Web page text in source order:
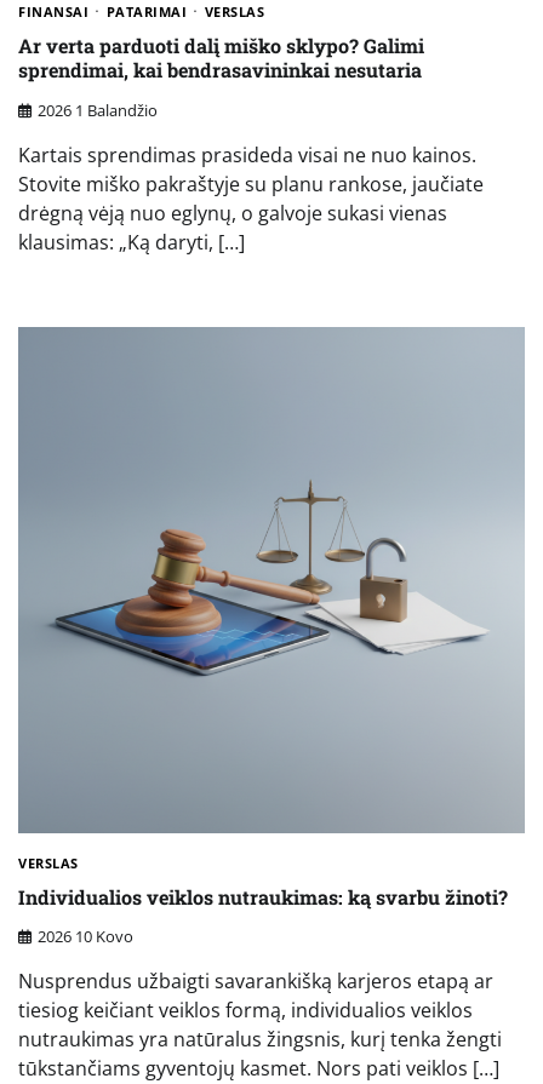
FINANSAI PATARIMAI VERSLAS
Ar verta parduoti dalį miško sklypo? Galimi
sprendimai, kai bendrasavininkai nesutaria
2026 1 Balandžio
Kartais sprendimas prasideda visai ne nuo kainos.
Stovite miško pakraštyje su planu rankose, jaučiate
drėgną vėją nuo eglynų, o galvoje sukasi vienas
klausimas: „Ką daryti, […]
VERSLAS
Individualios veiklos nutraukimas: ką svarbu žinoti?
2026 10 Kovo
Nusprendus užbaigti savarankišką karjeros etapą ar
tiesiog keičiant veiklos formą, individualios veiklos
nutraukimas yra natūralus žingsnis, kurį tenka žengti
tūkstančiams gyventojų kasmet. Nors pati veiklos […]